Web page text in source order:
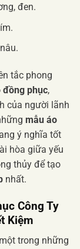
đen.
tắc phong
đồng phục,
của người lãnh
mẫu áo
ý nghĩa tốt
hòa giữa yếu
thủy để tạo
nhất.
Công Ty
Kiệm
trong những